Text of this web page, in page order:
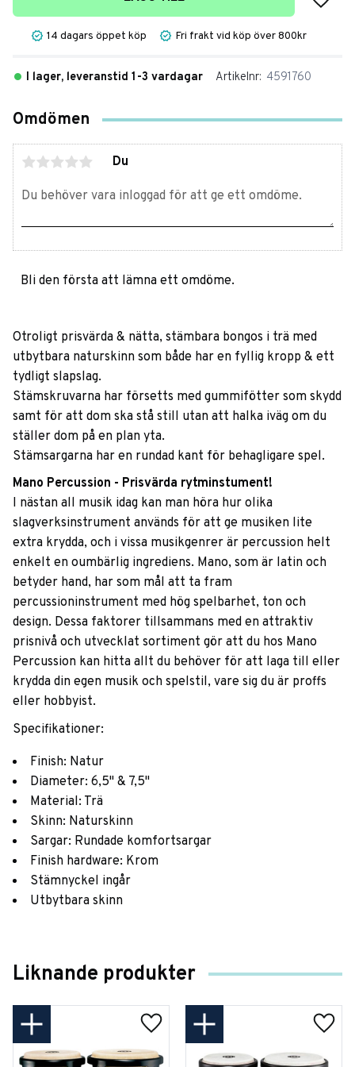
14 dagars öppet köp Fri frakt vid köp över 800kr
I lager, leveranstid 1-3 vardagar Artikelnr 4591760
Omdömen
Du
Bli den första att lämna ett omdöme.
Otroligt prisvärda & nätta, stämbara bongos i trä med
utbytbara naturskinn som både har en fyllig kropp & ett
tydligt slapslag.
Stämskruvarna har försetts med gummifötter som skydd
samt för att dom ska stå still utan att halka iväg om du
ställer dom på en plan yta.
Stämsargarna har en rundad kant för behagligare spel.
Mano Percussion - Prisvärda rytminstument!
I nästan all musik idag kan man höra hur olika
slagverksinstrument används för att ge musiken lite
extra krydda, och i vissa musikgenrer är percussion helt
enkelt en oumbärlig ingrediens. Mano, som är latin och
betyder hand, har som mål att ta fram
percussioninstrument med hög spelbarhet, ton och
design. Dessa faktorer tillsammans med en attraktiv
prisnivå och utvecklat sortiment gör att du hos Mano
Percussion kan hitta allt du behöver för att laga till eller
krydda din egen musik och spelstil, vare sig du är proffs
eller hobbyist.
Specifikationer:
Finish: Natur
Diameter: 6,5" & 7,5"
Material: Trä
Skinn: Naturskinn
Sargar: Rundade komfortsargar
Finish hardware: Krom
Stämnyckel ingår
Utbytbara skinn
Liknande produkter